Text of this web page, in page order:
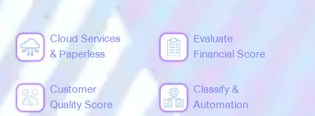
Cloud Services
& Paperless
Evaluate
Financial Score
Customer
Quality Score
Classify &
Automation